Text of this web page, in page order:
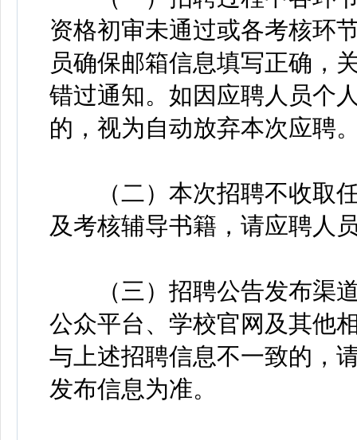
资格初审未通过或各考核环
员确保邮箱信息填写正确，
错过通知。如因应聘人员个
的，视为自动放弃本次应聘
（二）本次招聘不收取任
及考核辅导书籍，请应聘人
（三）招聘公告发布渠道
公众平台、学校官网及其他
与上述招聘信息不一致的，
发布信息为准。